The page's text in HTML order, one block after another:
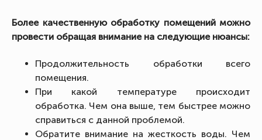
Более качественную обработку помещений можно
провести обращая внимание на следующие нюансы:
Продолжительность обработки всего
помещения.
При какой температуре происходит
обработка. Чем она выше, тем быстрее можно
справиться с данной проблемой.
Обратите внимание на жесткость воды. Чем